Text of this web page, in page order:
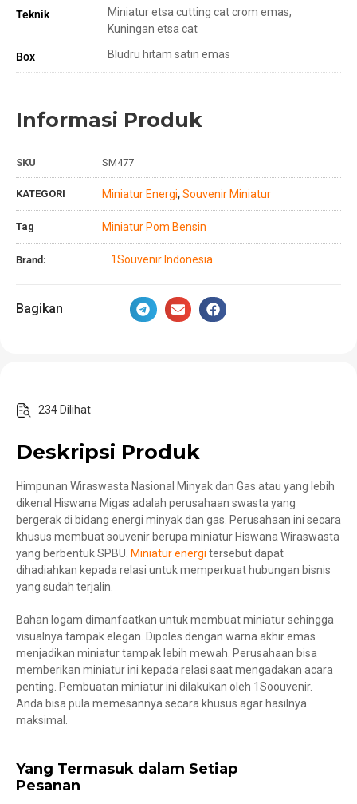
Teknik
Miniatur etsa cutting cat crom emas,
Kuningan etsa cat
Box Bludru hitam satin emas
Informasi Produk
SKU SM477
KATEGORI Miniatur Energi, Souvenir Miniatur
Tag Miniatur Pom Bensin
Brand: 1Souvenir Indonesia
Bagikan
234 Dilihat
Deskripsi Produk
Himpunan Wiraswasta Nasional Minyak dan Gas atau yang lebih
dikenal Hiswana Migas adalah perusahaan swasta yang
bergerak di bidang energi minyak dan gas. Perusahaan ini secara
khusus membuat souvenir berupa miniatur Hiswana Wiraswasta
yang berbentuk SPBU. Miniatur energi tersebut dapat
dihadiahkan kepada relasi untuk memperkuat hubungan bisnis
yang sudah terjalin.
Bahan logam dimanfaatkan untuk membuat miniatur sehingga
visualnya tampak elegan. Dipoles dengan warna akhir emas
menjadikan miniatur tampak lebih mewah. Perusahaan bisa
memberikan miniatur ini kepada relasi saat mengadakan acara
penting. Pembuatan miniatur ini dilakukan oleh 1Soouvenir.
Anda bisa pula memesannya secara khusus agar hasilnya
maksimal.
Yang Termasuk dalam Setiap
Pesanan